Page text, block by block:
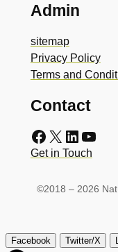
Admin
sitemap
Privacy Policy
Terms and
Contact
Facebook X LinkedIn YouTube
Get in Touch
©2018 – 2026
Facebook Twitter/X